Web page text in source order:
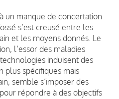
un manque de concertation
s’est creusé entre les
et les moyens donnés. Le
l’essor des maladies
induisent des
plus spécifiques mais
semble s’imposer des
répondre à des objectifs